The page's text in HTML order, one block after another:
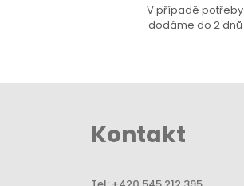
V případě potřeby
dodáme do 2 dnů
Kontakt